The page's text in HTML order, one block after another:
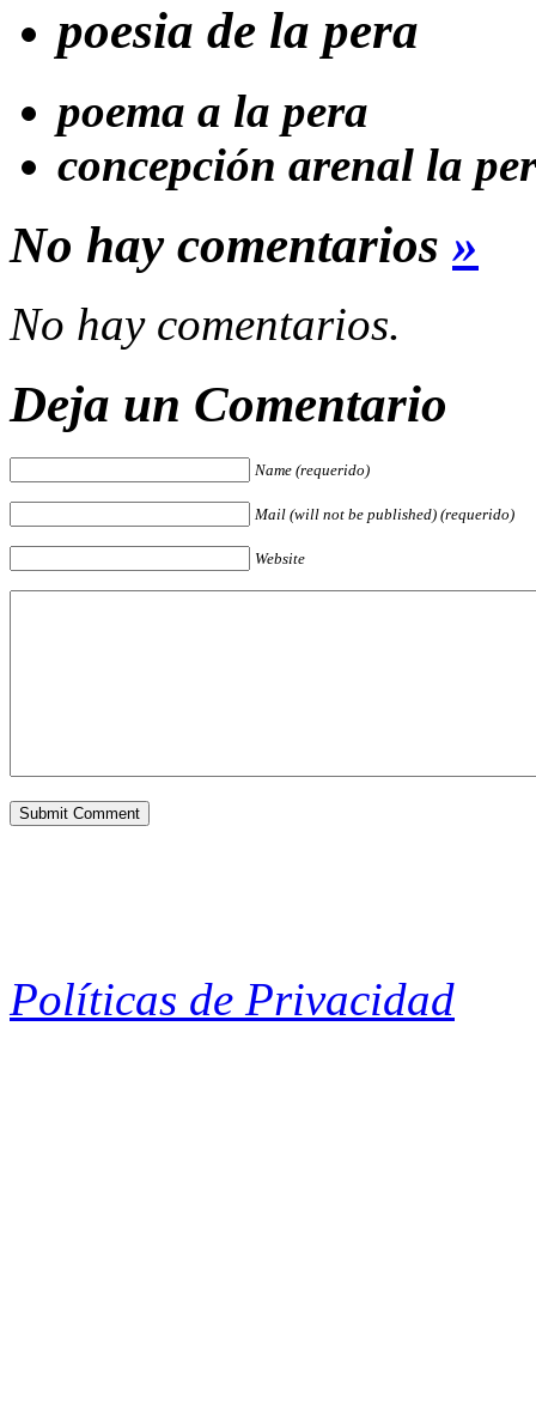
poesia de la pera
poema a la pera
concepción arenal la
No hay comentarios »
No hay comentarios.
Deja un Comentario
Name (requerido)
Mail (will not be published) (requerido)
Website
Políticas de Privacidad